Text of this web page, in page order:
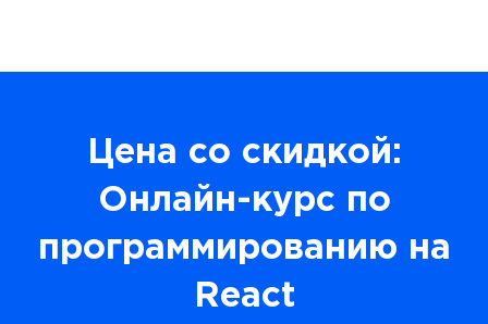
Цена со скидкой:
Онлайн-курс по
программированию на
React